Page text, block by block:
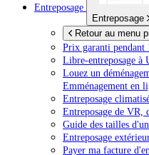
Entreposage
Entreposage
Retour au menu
Prix garanti pendant
Libre-entreposage à
Louez un
Emménagement en
Entreposage
Entreposage de VR,
Guide des tailles
Entreposage
Payer ma facture